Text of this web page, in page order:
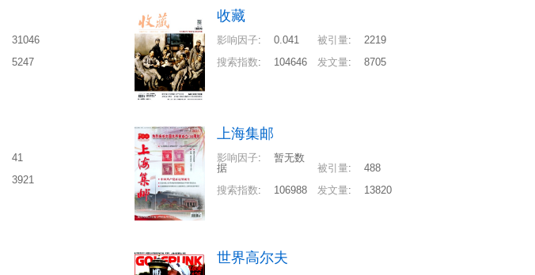
31046
5247
收藏
影响因子: 0.041 被引量:
2219
搜索指数: 104646 发文量: 8705
41
3921
上海集邮
影响因子:
暂无数
据
被引量:
488
搜索指数: 106988 发文量: 13820
世界高尔夫